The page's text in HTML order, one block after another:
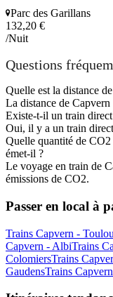
Parc des Garillans
132,20 €
/Nuit
Questions
Quelle est la distance
La distance de
Existe-t-il un train
Oui, il y a un train
Quelle quantité de
émet-il ?
Le voyage en train de
émissions de CO2.
Passer en local à
Trains Capvern -
Capvern - AlbiTrains
ColomiersTrains
GaudensTrains